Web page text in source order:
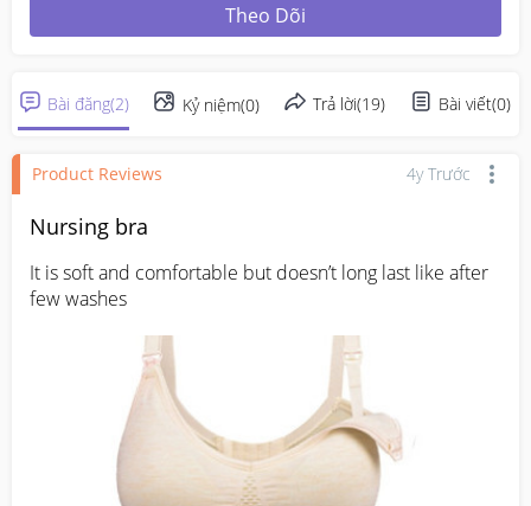
Theo Dõi
Bài đăng(2) Kỷ niệm(0) Trả lời(19) Bài viết(0)
Product Reviews 4y Trước
Nursing bra
It is soft and comfortable but doesn’t long last like after
few washes